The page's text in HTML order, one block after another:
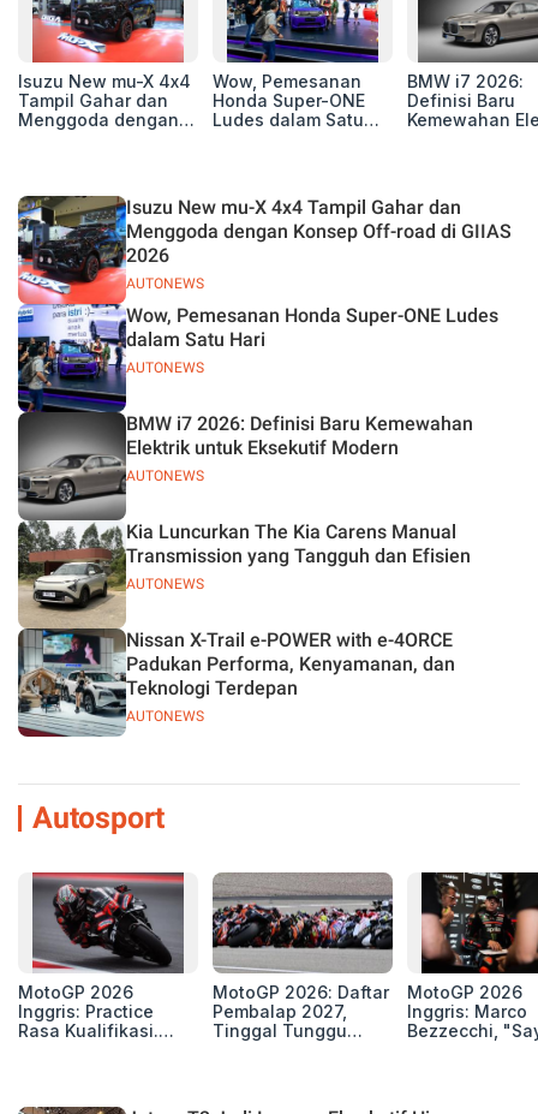
Isuzu New mu-X 4x4
Tampil Gahar dan
Menggoda dengan
Wow, Pemesanan
Honda Super-ONE
Ludes dalam Satu
BMW i7 2026:
Definisi Baru
Kemewahan
AUTONEWS
Isuzu New mu-X 4x4 Tampil Gahar dan
Menggoda dengan Konsep Off-road di GIIAS
2026
AUTONEWS
Wow, Pemesanan Honda Super-ONE Ludes
dalam Satu Hari
AUTONEWS
BMW i7 2026: Definisi Baru Kemewahan
Elektrik untuk Eksekutif Modern
AUTONEWS
Kia Luncurkan The Kia Carens Manual
Transmission yang Tangguh dan Efisien
AUTONEWS
Nissan X-Trail e-POWER with e-4ORCE
Padukan Performa, Kenyamanan, dan
Teknologi Terdepan
Autosport
MotoGP 2026
Inggris: Practice
Rasa Kualifikasi.
Silverstone!
MotoGP 2026: Daftar
Pembalap 2027,
Tinggal Tunggu
MotoGP 2026
Inggris: Marco
Bezzecchi,